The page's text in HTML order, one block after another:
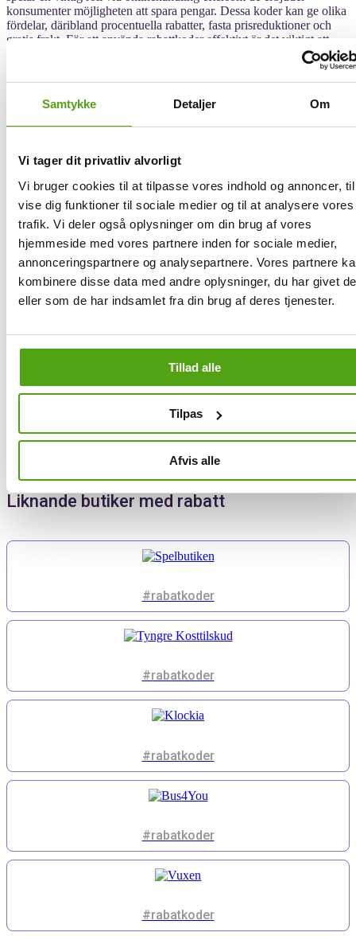
Samtykke Detaljer Om
Vi tager dit privatliv alvorligt
Vi bruger cookies til at tilpasse vores indhold og annoncer,
vise dig funktioner til sociale medier og til at analysere vores
trafik. Vi deler også oplysninger om din brug af vores
hjemmeside med vores partnere inden for sociale medier,
annonceringspartnere og analysepartnere. Vores partnere
kombinere disse data med andre oplysninger, du har givet
eller som de har indsamlet fra din brug af deres tjenester.
Tillad alle
Tilpas
Afvis alle
konsumenter möjligheten att spara pengar. Dessa koder kan ge olika
fördelar, däribland procentuella rabatter, fasta prisreduktioner och
gratis frakt. För att använda rabattkoder effektivt är det viktigt att
Med Savier behöver du inte längre leta efter rabattkoder. Savier
testar nämligen automatiskt rabattkoder och applicerar de med störst
rabatt direkt i din varukorg, allt med bara ett klick.
du handlar online – något Savier kan hjälpa dig med. Savier
fungerar nämligen som en praktisk shoppingassistent som hittar de
bästa erbjudandena och rabatterna till dig när du handlar hos
L'Aquila.
När du har hittat de produkter du vill köpa hos L'Aquila tar Savier
över. Istället för att leta efter giltiga rabattkoder själv gör Savier det
åt dig. Savier använder avancerad teknik för att automatiskt skanna
sin databas efter tillgängliga rabattkoder och testa dem direkt i din
varukorg hos L'Aquila.
Savier arbetar effektivt för att säkerställa att du får maximalt med
Processen är mycket snabb, vilket innebär att ingen tid slösas bort
och inga erbjudanden missas.
Det som verkligen gör Savier unikt är dess användarvänlighet: med
shoppa i lugn och ro utan att jagar rabattkoder, med vetskapen om
att du alltid får bäst pris hos L'Aquila. Med Savier kan du shoppa
online och spara pengar, utan att slösa tid.
Liknande butiker med rabatt
#rabatkoder
#rabatkoder
#rabatkoder
#rabatkoder
#rabatkoder